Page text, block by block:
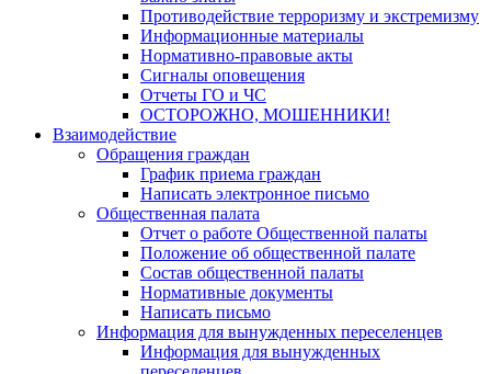
Противодействие терроризму и экстремизму
Информационные материалы
Нормативно-правовые акты
Сигналы оповещения
Отчеты ГО и ЧС
ОСТОРОЖНО, МОШЕННИКИ!
Взаимодействие
Обращения граждан
График приема граждан
Написать электронное письмо
Общественная палата
Отчет о работе Общественной палаты
Положение об общественной палате
Состав общественной палаты
Нормативные документы
Написать письмо
Информация для вынужденных переселенцев
Информация для вынужденных